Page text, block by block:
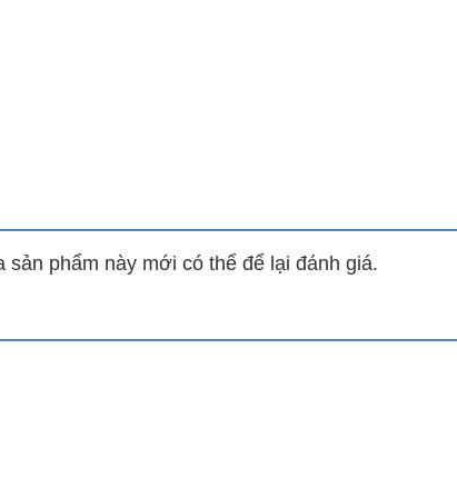
với chế độ Fast Cooling, máy sẽ tạo ra luồng
18CR4RXADBI00 này được tích hợp sẵn bộ lọc
phẩm này mới có thể để lại đánh giá.